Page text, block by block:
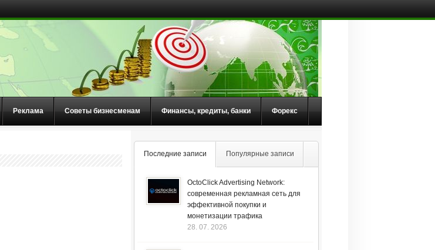
Реклама Советы бизнесменам Финансы, кредиты, банки Форекс
Последние записи Популярные записи
OctoClick Advertising Network:
современная рекламная сеть для
эффективной покупки и
монетизации трафика
28. 07. 2026